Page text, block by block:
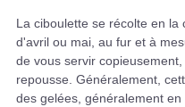
La ciboulette se récolte en
d'avril ou mai, au fur et à
de vous servir
repousse. Généralement,
des gelées, généralement en